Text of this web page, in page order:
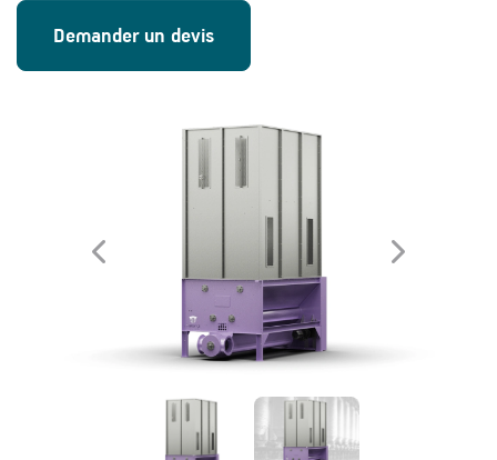
Demander un devis